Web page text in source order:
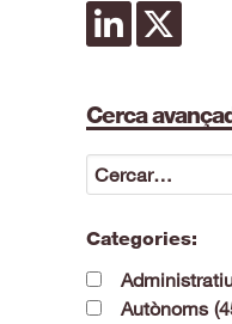
Cerca
Categories:
Autònoms